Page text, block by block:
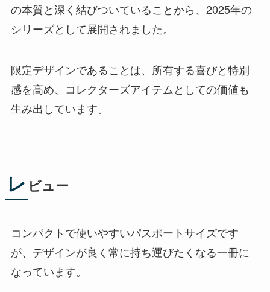
の本質と深く結びついていることから、2025年の
シリーズとして展開されました。
限定デザインであることは、所有する喜びと特別
感を高め、コレクターズアイテムとしての価値も
生み出しています。
レ ビュー
コンパクトで使いやすいパスポートサイズです
が、デザインが良く常に持ち運びたくなる一冊に
なっています。